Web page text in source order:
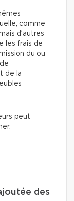
comme
d’autres
les frais de
du ou
de la
peut
des